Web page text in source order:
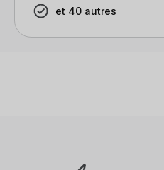
et 40 autres